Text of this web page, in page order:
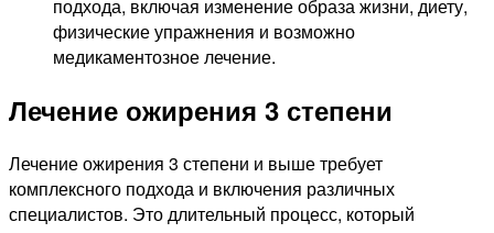
подхода, включая изменение образа жизни, диету,
физические упражнения и возможно
медикаментозное лечение.
Лечение ожирения 3 степени
Лечение ожирения 3 степени и выше требует
комплексного подхода и включения различных
специалистов. Это длительный процесс, который